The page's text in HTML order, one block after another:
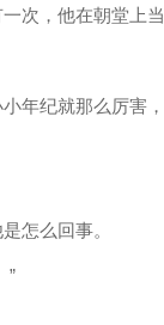
次，他在朝堂上
年纪就那么厉害
怎么回事。
”